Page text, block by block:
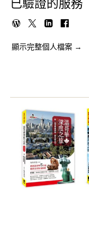
已驗證的服務
顯示完整個人檔案 →